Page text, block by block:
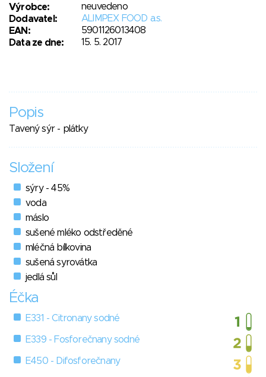
Výrobce:
neuvedeno
Dodavatel:
ALIMPEX FOOD a.s.
EAN:
5901126013408
Data ze dne:
15. 5. 2017
Popis
Tavený sýr - plátky
Složení
sýry - 45%
voda
máslo
sušené mléko odstředěné
mléčná bílkovina
sušená syrovátka
jedlá sůl
Éčka
E331 - Citronany sodné
E339 - Fosforečnany sodné
E450 - Difosforečnany